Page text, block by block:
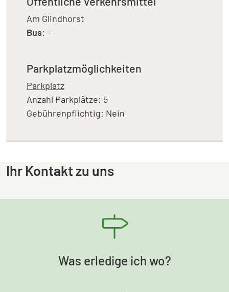
Am Glindhorst
Bus: -
Parkplatzmöglichkeiten
Parkplatz
Anzahl Parkplätze: 5
Gebührenpflichtig: Nein
Ihr Kontakt zu uns
Was erledige ich wo?